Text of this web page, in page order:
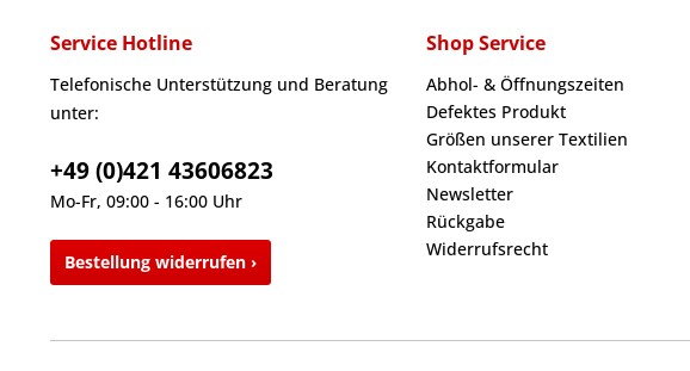
Service Hotline
Telefonische Unterstützung und Beratung
unter:
+49 (0)421 43606823
Mo-Fr, 09:00 - 16:00 Uhr
Bestellung widerrufen ›
Shop Service
Abhol- & Öffnungszeiten
Defektes Produkt
Größen unserer Textilien
Kontaktformular
Newsletter
Rückgabe
Widerrufsrecht